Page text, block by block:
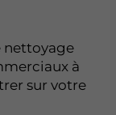
nettoyage
à
sur votre